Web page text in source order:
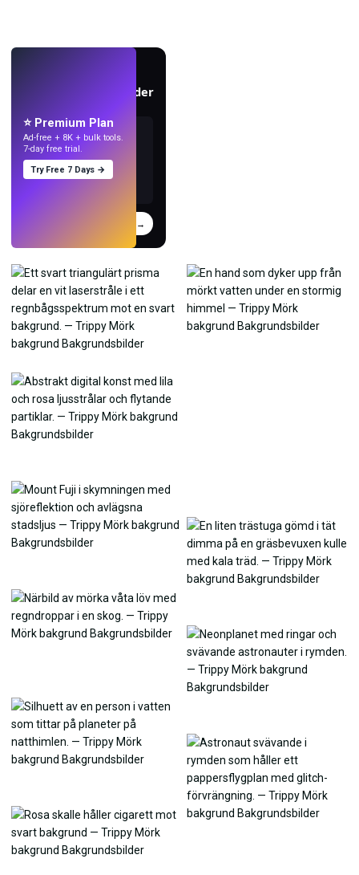
Skapa bakgrundsbilder
Prova →
⭐ Premium Plan
Ad-free + 8K + bulk tools.
7-day free trial.
Try Free 7 Days →